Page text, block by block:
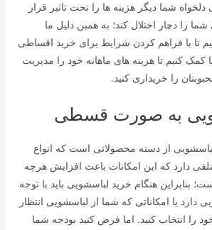
شما دیگر هزینه ها را تحت تاثیر قرار
را دچار اختلال کند؛ به همین دلیل ما
تا با فراهم کردن شرایط برای خرید اقساطی
کنیم تا هزینه های ماهانه خود را مدیریت
را خریداری کنید.
به صورت قسطی
از دسته محصولاتی است که انواع
دارد که این امکانات باعث افزایش هرچه
بنابراین هنگام خرید لباسشویی باید با توجه
دارد یا امکاناتی که شما از لباسشویی انتظار
را انتخاب کنید. اما فرض کنید بودجه شما